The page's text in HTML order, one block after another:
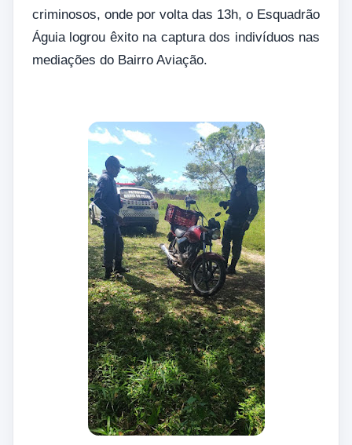
criminosos, onde por volta das 13h, o Esquadrão
Águia logrou êxito na captura dos indivíduos nas
mediações do Bairro Aviação.